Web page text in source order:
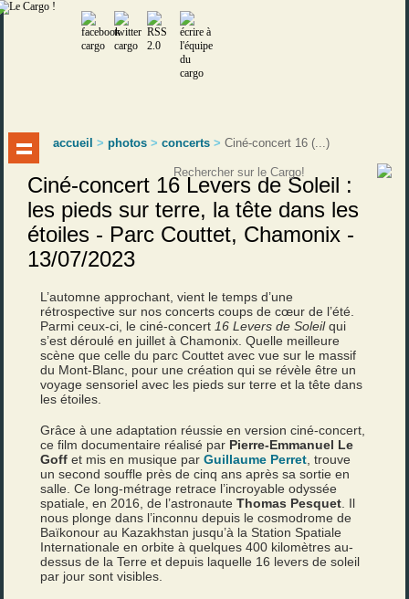
accueil >photos >concerts >Ciné-concert 16 (...)
Ciné-concert 16 Levers de Soleil :
les pieds sur terre, la tête dans les
étoiles - Parc Couttet, Chamonix -
13/07/2023
L’automne approchant, vient le temps d’une
rétrospective sur nos concerts coups de cœur de l’été.
Parmi ceux-ci, le ciné-concert 16 Levers de Soleilqui
s’est déroulé en juillet à Chamonix. Quelle meilleure
scène que celle du parc Couttet avec vue sur le massif
du Mont-Blanc, pour une création qui se révèle être un
voyage sensoriel avec les pieds sur terre et la tête dans
les étoiles.
Grâce à une adaptation réussie en version ciné-concert,
ce film documentaire réalisé par Pierre-Emmanuel Le
Goff et mis en musique parGuillaume Perret , trouve
un second souffle près de cinq ans après sa sortie en
salle. Ce long-métrage retrace l’incroyable odyssée
spatiale, en 2016, de l’astronauteThomas Pesquet . Il
nous plonge dans l’inconnu depuis le cosmodrome de
Baïkonour au Kazakhstan jusqu’à la Station Spatiale
Internationale en orbite à quelques 400 kilomètres au-
dessus de la Terre et depuis laquelle 16 levers de soleil
par jour sont visibles.